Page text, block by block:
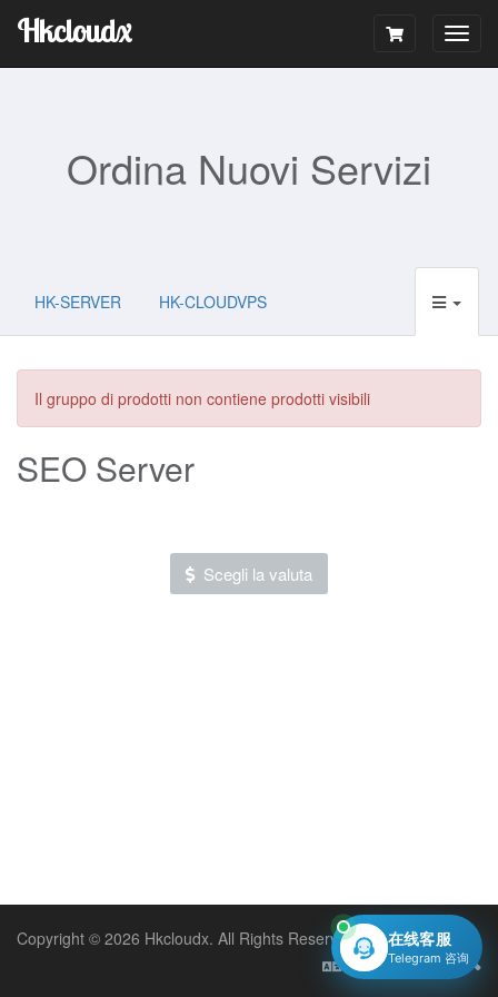
Hkcloudx
Ordina Nuovi Servizi
HK-SERVER HK-CLOUDVPS
Il gruppo di prodotti non contiene prodotti visibili
SEO Server
Scegli la valuta
Copyright © 2026 Hkcloudx. All Rights Reserved.
Italiano
在线客服
Telegram 咨询